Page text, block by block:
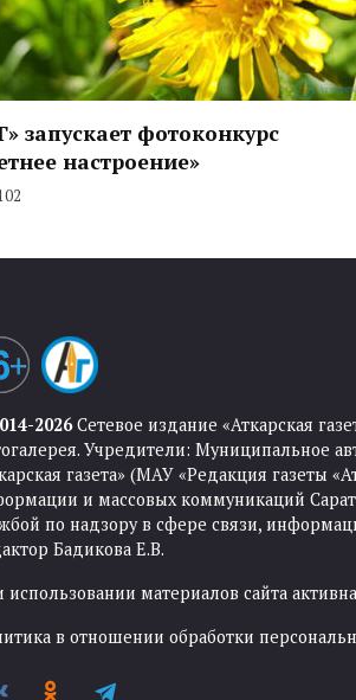
запускает фотоконкурс
настроение»
2026Сетевое издание «Аткарская
Учредители: Муниципальное
газета» (МАУ «Редакция газеты
и массовых коммуникаций
по надзору в сфере связи,
Бадикова Е.В.
материалов сайта
в отношении обработки